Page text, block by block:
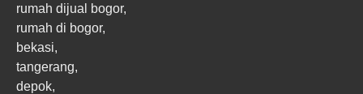
rumah dijual bogor,
rumah di bogor,
bekasi,
tangerang,
depok,